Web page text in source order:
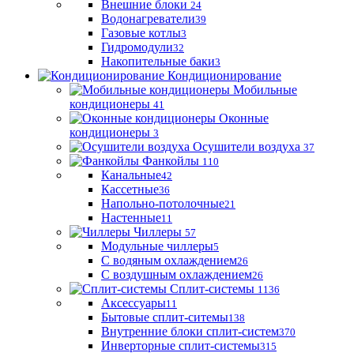
Внешние блоки 24
Водонагреватели39
Газовые котлы3
Гидромодули32
Накопительные баки3
Кондиционирование
Мобильные
кондиционеры 41
Оконные
кондиционеры 3
Осушители воздуха 37
Фанкойлы 110
Канальные42
Кассетные36
Напольно-потолочные21
Настенные11
Чиллеры 57
Модульные чиллеры5
С водяным охлаждением26
С воздушным охлаждением26
Сплит-системы 1136
Аксессуары11
Бытовые сплит-ситемы138
Внутренние блоки сплит-систем370
Инверторные сплит-системы315